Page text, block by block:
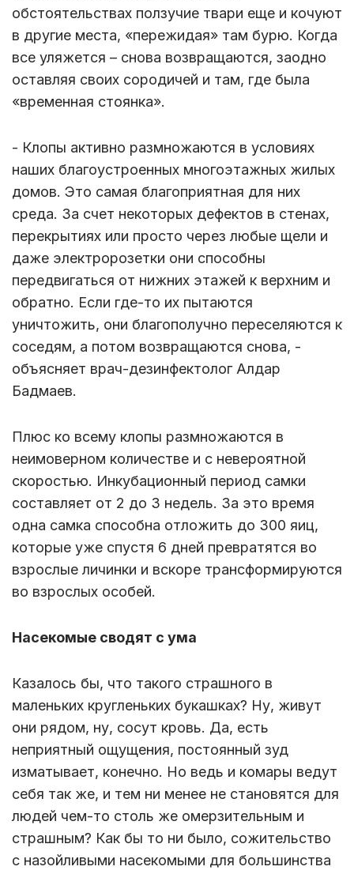
обстоятельствах ползучие твари еще и кочуют
в другие места, «пережидая» там бурю. Когда
все уляжется – снова возвращаются, заодно
оставляя своих сородичей и там, где была
«временная стоянка».
- Клопы активно размножаются в условиях
наших благоустроенных многоэтажных жилых
домов. Это самая благоприятная для них
среда. За счет некоторых дефектов в стенах,
перекрытиях или просто через любые щели и
даже электророзетки они способны
передвигаться от нижних этажей к верхним и
обратно. Если где-то их пытаются
уничтожить, они благополучно переселяются к
соседям, а потом возвращаются снова, -
объясняет врач-дезинфектолог Алдар
Бадмаев.
Плюс ко всему клопы размножаются в
неимоверном количестве и с невероятной
скоростью. Инкубационный период самки
составляет от 2 до 3 недель. За это время
одна самка способна отложить до 300 яиц,
которые уже спустя 6 дней превратятся во
взрослые личинки и вскоре трансформируются
во взрослых особей.
Насекомые сводят с ума
Казалось бы, что такого страшного в
маленьких кругленьких букашках? Ну, живут
они рядом, ну, сосут кровь. Да, есть
неприятный ощущения, постоянный зуд
изматывает, конечно. Но ведь и комары ведут
себя так же, и тем ни менее не становятся для
людей чем-то столь же омерзительным и
страшным? Как бы то ни было, сожительство
с назойливыми насекомыми для большинства